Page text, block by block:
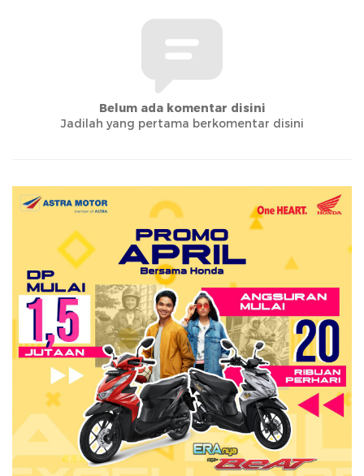
Belum ada komentar disini
Jadilah yang pertama berkomentar disini